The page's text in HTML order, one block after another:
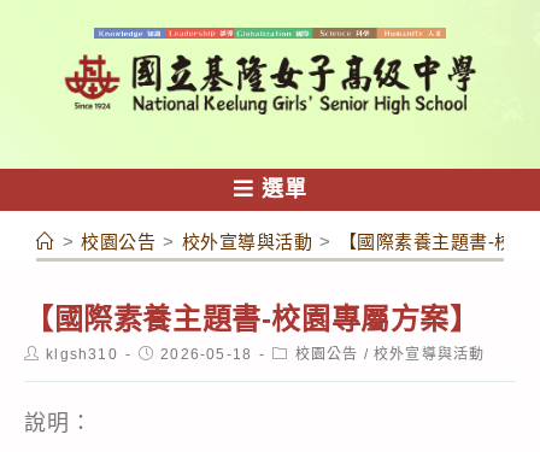
容
選單
> 校園公告 > 校外宣導與活動 > 【國際素養主題書-校園
【國際素養主題書-校園專屬方案】
Postklgsh310
Post2026-05-18
Post校園公告 / 校外宣導與活動
說明：